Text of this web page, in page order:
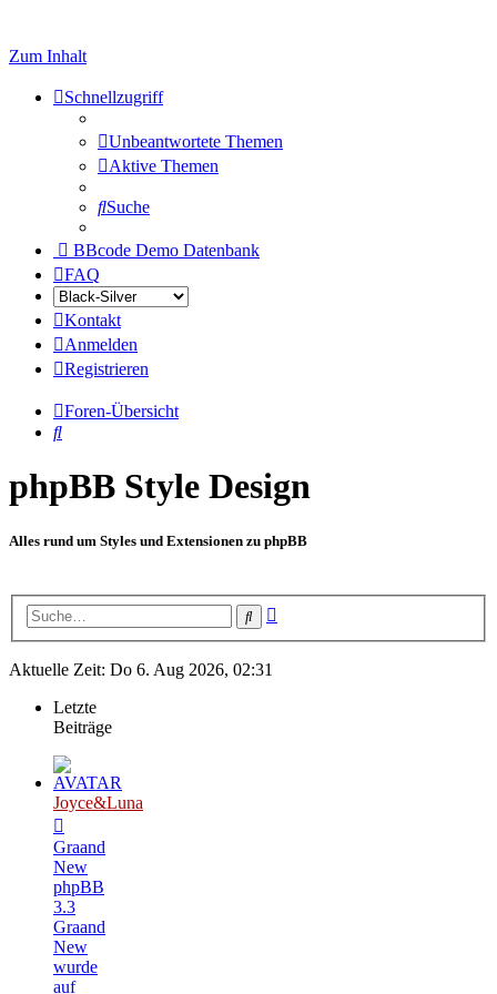
Zum Inhalt
Schnellzugriff
Unbeantwortete Themen
Aktive Themen
Suche
BBcode Demo Datenbank
FAQ
Kontakt
Anmelden
Registrieren
Foren-Übersicht
Suche
phpBB Style Design
Alles rund um Styles und Extensionen zu phpBB
Suche
Aktuelle Zeit: Do 6. Aug 2026, 02:31
Letzte
Beiträge
Joyce&Luna
Graand
New
phpBB
3.3
Graand
New
wurde
auf